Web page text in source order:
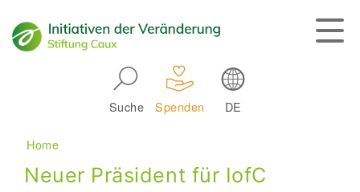
Suche Spenden DE
Main navigation
Breadcrumb
Home
Neuer Präsident für IofC